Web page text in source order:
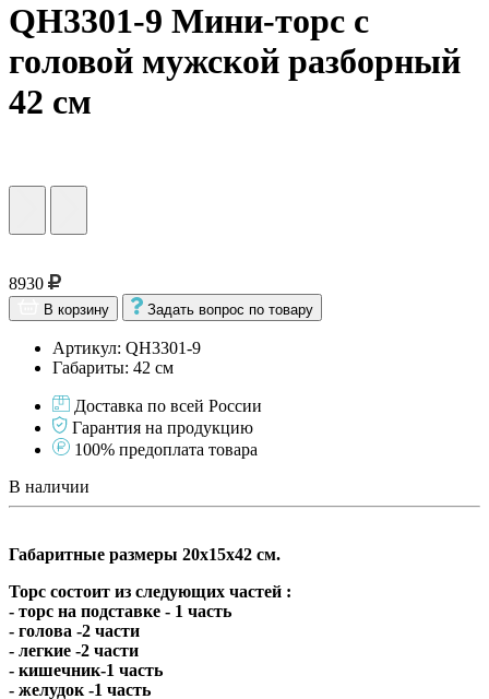
QH3301-9 Мини-торс с
головой мужской разборный
42 см
8930
В корзину Задать вопрос по товару
Артикул: QH3301-9
Габариты: 42 см
Доставка по всей России
Гарантия на продукцию
100% предоплата товара
В наличии
Габаритные размеры 20х15х42 см.
Торс состоит из следующих частей :
- торс на подставке - 1 часть
- голова -2 части
- легкие -2 части
- кишечник-1 часть
- желудок -1 часть